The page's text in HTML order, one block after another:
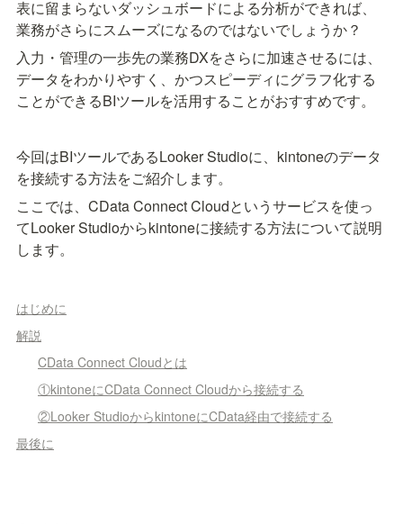
表に留まらないダッシュボードによる分析ができれば、
業務がさらにスムーズになるのではないでしょうか？
入力・管理の一歩先の業務DXをさらに加速させるには、
データをわかりやすく、かつスピーディにグラフ化する
ことができるBIツールを活用することがおすすめです。
今回はBIツールであるLooker Studioに、kintoneのデータ
を接続する方法をご紹介します。
ここでは、CData Connect Cloudというサービスを使っ
てLooker Studioからkintoneに接続する方法について説明
します。
はじめに
解説
CData Connect Cloudとは
①kintoneにCData Connect Cloudから接続する
②Looker StudioからkintoneにCData経由で接続する
最後に